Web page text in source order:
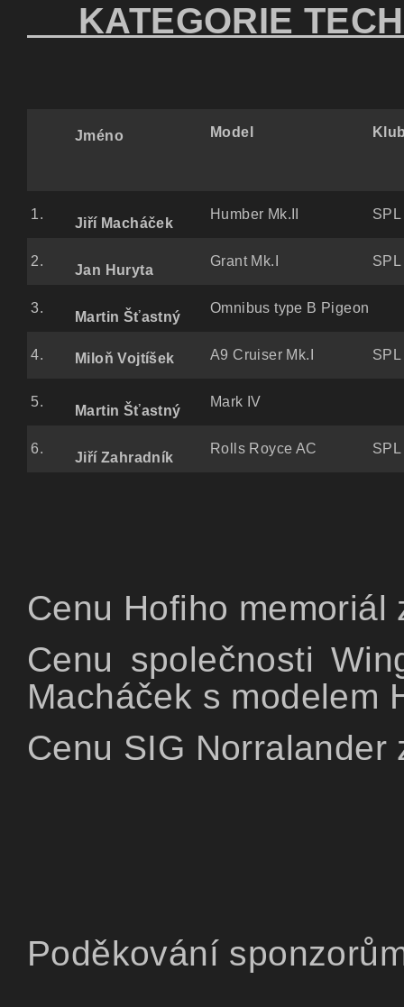
KATEGORIE
Jméno Model
1.
Jiří Macháček
Humber Mk.II
2.
Jan Huryta
Grant Mk.I
3.
Martin Šťastný
Omnibus type B Pigeon
4. Miloň Vojtíšek A9 Cruiser Mk.I
5.
Martin Šťastný
Mark IV
6.
Jiří Zahradník
Rolls Royce AC
Cenu Hofiho
Cenu společnosti
Macháček s modelem
Cenu SIG
Poděkování